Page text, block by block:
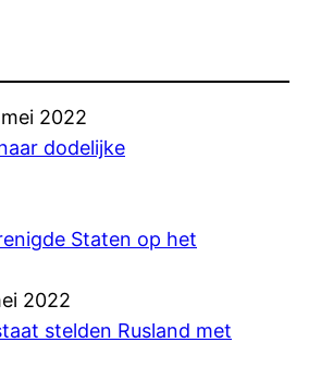
2022
dodelijke
Staten op het
2022
stelden Rusland met